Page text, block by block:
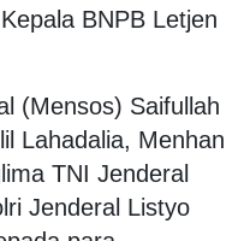
BNPB Letjen
(Mensos) Saifullah
Lahadalia, Menhan
TNI Jenderal
Jenderal Listyo